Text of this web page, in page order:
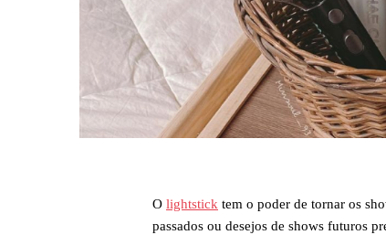
O lightstick tem o poder de tornar os
passados ou desejos de shows futuros